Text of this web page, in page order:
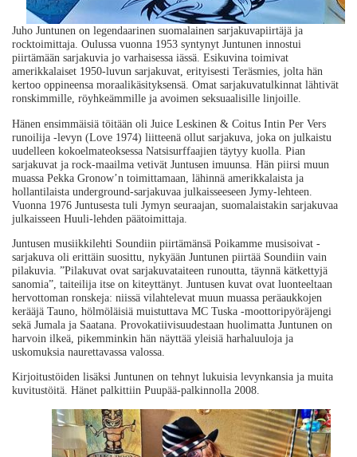
Juho Juntunen on legendaarinen suomalainen sarjakuvapiirtäjä ja
rocktoimittaja. Oulussa vuonna 1953 syntynyt Juntunen innostui
piirtämään sarjakuvia jo varhaisessa iässä. Esikuvina toimivat
amerikkalaiset 1950-luvun sarjakuvat, erityisesti Teräsmies, jolta hän
kertoo oppineensa moraalikäsityksensä. Omat sarjakuvatulkinnat lähtivät
ronskimmille, röyhkeämmille ja avoimen seksuaalisille linjoille.
Hänen ensimmäisiä töitään oli Juice Leskinen & Coitus Intin Per Vers
runoilija -levyn (Love 1974) liitteenä ollut sarjakuva, joka on julkaistu
uudelleen kokoelmateoksessa Natsisurffaajien täytyy kuolla. Pian
sarjakuvat ja rock-maailma vetivät Juntusen imuunsa. Hän piirsi muun
muassa Pekka Gronow’n toimittamaan, lähinnä amerikkalaista ja
hollantilaista underground-sarjakuvaa julkaisseeseen Jymy-lehteen.
Vuonna 1976 Juntusesta tuli Jymyn seuraajan, suomalaistakin sarjakuvaa
julkaisseen Huuli-lehden päätoimittaja.
Juntusen musiikkilehti Soundiin piirtämänsä Poikamme musisoivat -
sarjakuva oli erittäin suosittu, nykyään Juntunen piirtää Soundiin vain
pilakuvia. ”Pilakuvat ovat sarjakuvataiteen runoutta, täynnä kätkettyjä
sanomia”, taiteilija itse on kiteyttänyt. Juntusen kuvat ovat luonteeltaan
hervottoman ronskeja: niissä vilahtelevat muun muassa peräaukkojen
kerääjä Tauno, hölmöläisiä muistuttava MC Tuska -moottoripyöräjengi
sekä Jumala ja Saatana. Provokatiivisuudestaan huolimatta Juntunen on
harvoin ilkeä, pikemminkin hän näyttää yleisiä harhaluuloja ja
uskomuksia naurettavassa valossa.
Kirjoitustöiden lisäksi Juntunen on tehnyt lukuisia levynkansia ja muita
kuvitustöitä. Hänet palkittiin Puupää-palkinnolla 2008.